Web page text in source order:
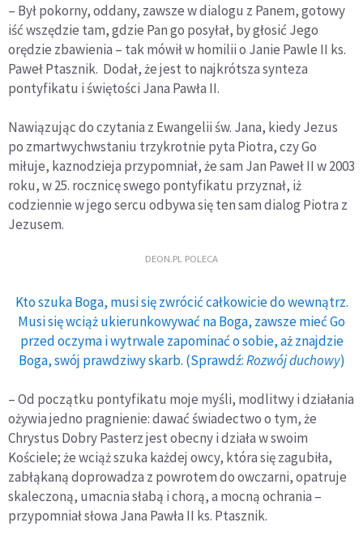
– Był pokorny, oddany, zawsze w dialogu z Panem, gotowy
iść wszędzie tam, gdzie Pan go posyłał, by głosić Jego
orędzie zbawienia – tak mówił w homilii o Janie Pawle II ks.
Paweł Ptasznik. Dodał, że jest to najkrótsza synteza
pontyfikatu i świętości Jana Pawła II.
Nawiązując do czytania z Ewangelii św. Jana, kiedy Jezus
po zmartwychwstaniu trzykrotnie pyta Piotra, czy Go
miłuje, kaznodzieja przypomniał, że sam Jan Paweł II w 2003
roku, w 25. rocznicę swego pontyfikatu przyznał, iż
codziennie w jego sercu odbywa się ten sam dialog Piotra z
Jezusem.
DEON.PL POLECA
Kto szuka Boga, musi się zwrócić całkowicie do wewnątrz.
Musi się wciąż ukierunkowywać na Boga, zawsze mieć Go
przed oczyma i wytrwale zapominać o sobie, aż znajdzie
Boga, swój prawdziwy skarb. (Sprawdź:Rozwój duchowy)
– Od początku pontyfikatu moje myśli, modlitwy i działania
ożywia jedno pragnienie: dawać świadectwo o tym, że
Chrystus Dobry Pasterz jest obecny i działa w swoim
Kościele; że wciąż szuka każdej owcy, która się zagubiła,
zabłąkaną doprowadza z powrotem do owczarni, opatruje
skaleczoną, umacnia słabą i chorą, a mocną ochrania –
przypomniał słowa Jana Pawła II ks. Ptasznik.